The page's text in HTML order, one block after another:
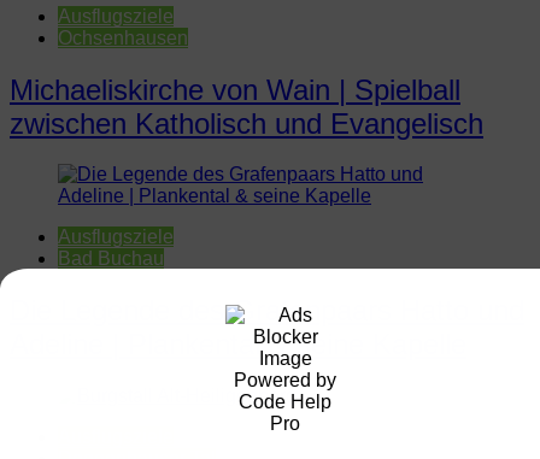
Ausflugsziele
Ochsenhausen
Michaeliskirche von Wain | Spielball
zwischen Katholisch und Evangelisch
Ausflugsziele
Bad Buchau
Die Legende des Grafenpaars Hatto und
Adeline | Plankental & seine Kapelle